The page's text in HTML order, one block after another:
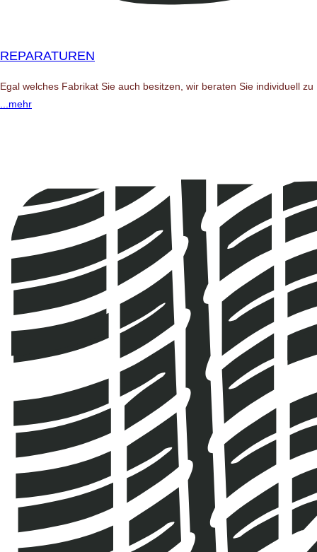
REPARATUREN
Egal welches Fabrikat Sie auch besitzen, wir beraten Sie individuell
...mehr